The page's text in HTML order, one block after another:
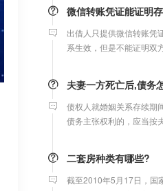
出借人只提供微信转账凭
系生效，但是不能证明双
债权人就婚姻关系存续期
债务主张权利的，应当按
截至2010年5月17日，国
准，被划归二套房的主要